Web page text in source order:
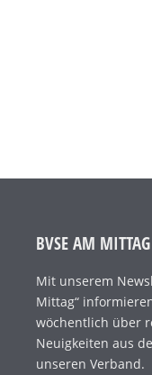
BVSE AM MITTAG
Mit unserem
Mittag“
wöchentlich über
Neuigkeiten aus
unseren Verband.